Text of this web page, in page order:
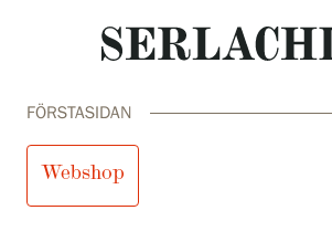
FÖRSTASIDAN
WebshopGlamour